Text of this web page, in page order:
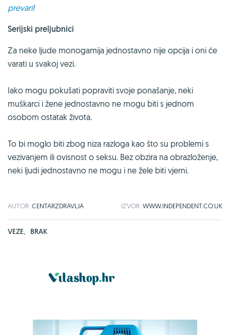
prevari!
Serijski preljubnici
Za neke ljude monogamija jednostavno nije opcija i oni će
varati u svakoj vezi.
Iako mogu pokušati popraviti svoje ponašanje, neki
muškarci i žene jednostavno ne mogu biti s jednom
osobom ostatak života.
To bi moglo biti zbog niza razloga kao što su problemi s
vezivanjem ili ovisnost o seksu. Bez obzira na obrazloženje,
neki ljudi jednostavno ne mogu i ne žele biti vjerni.
AUTOR: CENTARZDRAVLJA IZVOR: WWW.INDEPENDENT.CO.UK
VEZE, BRAK